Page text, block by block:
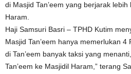
di Masjid Tan’eem yang berjarak
Haram.
Haji Samsuri Basri – TPHD Kutim
Masjid Tan’eem hanya memerlukan 4
di Tan’eem banyak taksi yang
Tan’eem ke Masjidil Haram,” terang